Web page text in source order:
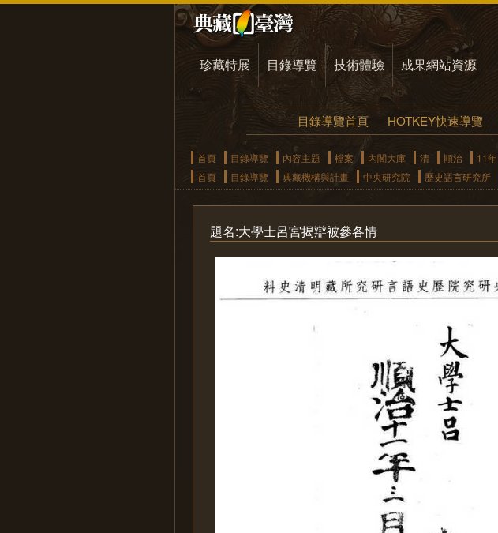
珍藏特展 目錄導覽 技術體驗 成果網站資源
目錄導覽首頁 HOTKEY快速導覽
首頁 目錄導覽 內容主題 檔案 內閣大庫 清 順治 11年
首頁
目錄導覽 典藏機構與計畫 中央研究院 歷史語言研究所
題名:大學士呂宮揭辯被參各情